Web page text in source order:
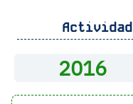
Actividad
2016